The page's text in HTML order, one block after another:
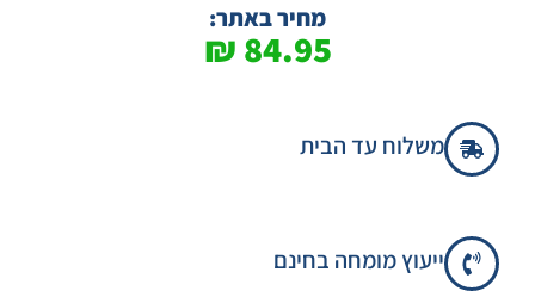
מחיר באתר:
84.95
₪
משלוח עד הבית
ייעוץ מומחה בחינם